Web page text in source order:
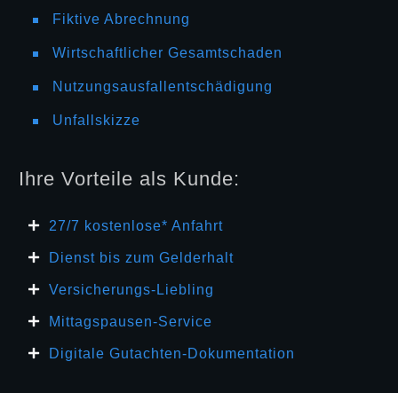
Fiktive Abrechnung
Wirtschaftlicher Gesamtschaden
Nutzungsausfallentschädigung
Unfallskizze
Ihre Vorteile als Kunde:
27/7 kosten lose* Anfahrt
Dienst bis zum Gelderhalt
Versicherungs-Liebling
Mittagspausen-Service
Digitale Gutachten-Dokumentation